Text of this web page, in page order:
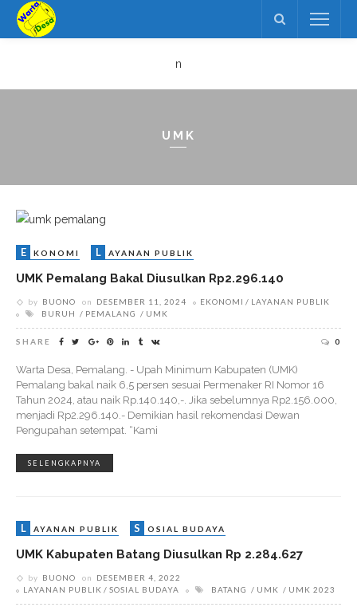
n
UMK
E KONOMI L AYANAN PUBLIK
UMK Pemalang Bakal Diusulkan Rp2.296.140
by BUONO on DESEMBER 11, 2024 EKONOMI
LAYANAN PUBLIK
BURUH
PEMALANG UMK
SHARE 0
Warta Desa, Pemalang. - Upah Minimum Kabupaten (UMK)
Pemalang bakal naik 6,5 persen sesuai Permenaker RI Nomor 16
Tahun 2024, atau naik Rp.140.140,-. Jika sebelumnya Rp2.156.000,
menjadi Rp2.296.140.- Demikian hasil rekomendasi Dewan
Pengupahan setempat. “Kami
SELENGKAPNYA
L AYANAN PUBLIK S OSIAL BUDAYA
UMK Kabupaten Batang Diusulkan Rp 2.284.627
by BUONO on
DESEMBER 4, 2022
LAYANAN PUBLIK
SOSIAL BUDAYA BATANG UMK UMK 2023